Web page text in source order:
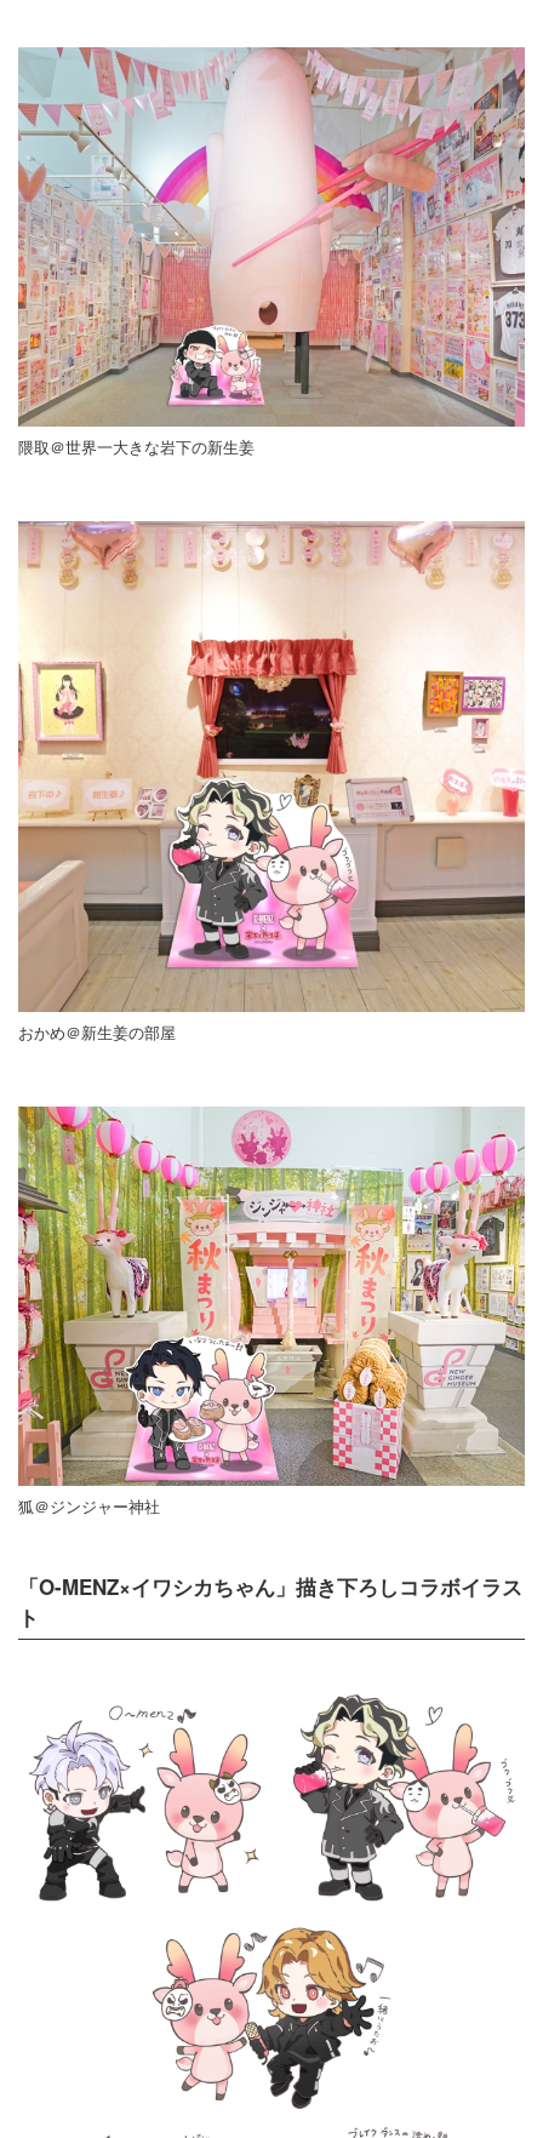
隈取＠世界一大きな岩下の新生姜
おかめ＠新生姜の部屋
狐＠ジンジャー神社
「O-MENZ×イワシカちゃん」描き下ろしコラボイラス
ト